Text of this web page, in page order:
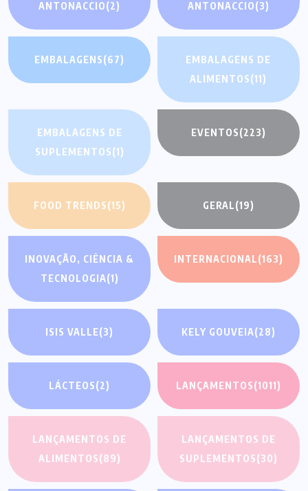
ANTONACCIO(2)
ANTONACCIO(3)
EMBALAGENS(67)
EMBALAGENS DE
ALIMENTOS(11)
EMBALAGENS DE
SUPLEMENTOS(1)
EVENTOS(223)
FOOD TRENDS(15) GERAL(19)
INOVAÇÃO, CIÊNCIA &
TECNOLOGIA(1)
INTERNACIONAL(163)
ISIS VALLE(3) KELY GOUVEIA(28)
LÁCTEOS(2) LANÇAMENTOS(1011)
LANÇAMENTOS DE
ALIMENTOS(89)
LANÇAMENTOS DE
SUPLEMENTOS(30)